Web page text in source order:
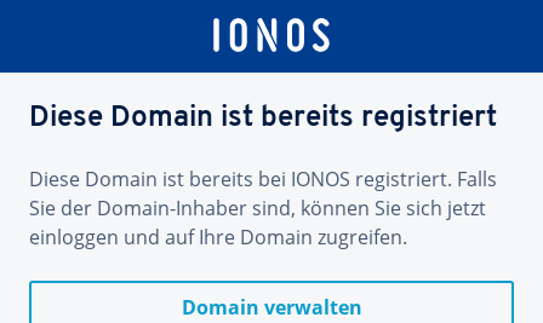
Diese Domain ist bereits registriert
Diese Domain ist bereits bei IONOS registriert. Falls
Sie der Domain-Inhaber sind, können Sie sich jetzt
einloggen und auf Ihre Domain zugreifen.
Domain verwalten